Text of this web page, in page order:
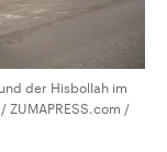
der Hisbollah im
/